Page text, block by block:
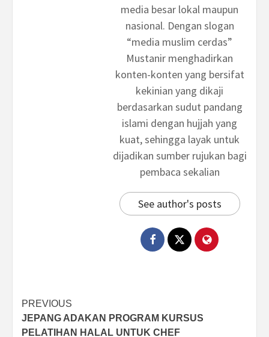
media besar lokal maupun
nasional. Dengan slogan
“media muslim cerdas”
Mustanir menghadirkan
konten-konten yang bersifat
kekinian yang dikaji
berdasarkan sudut pandang
islami dengan hujjah yang
kuat, sehingga layak untuk
dijadikan sumber rujukan bagi
pembaca sekalian
See author's posts
Post
navigation
PREVIOUS
JEPANG ADAKAN PROGRAM KURSUS
PELATIHAN HALAL UNTUK CHEF